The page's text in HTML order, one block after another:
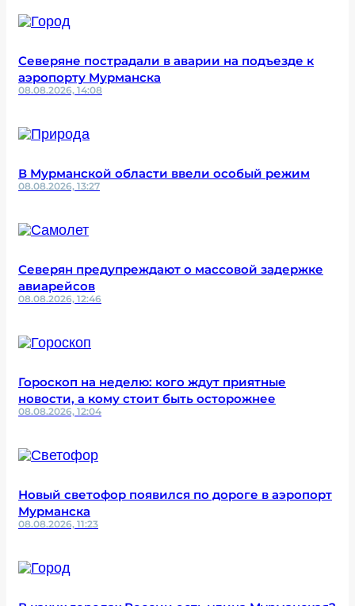
Северяне пострадали в аварии на подъезде к
аэропорту Мурманска
08.08.2026, 14:08
В Мурманской области ввели особый режим
08.08.2026, 13:27
Северян предупреждают о массовой задержке
авиарейсов
08.08.2026, 12:46
Гороскоп на неделю: кого ждут приятные
новости, а кому стоит быть осторожнее
08.08.2026, 12:04
Новый светофор появился по дороге в аэропорт
Мурманска
08.08.2026, 11:23